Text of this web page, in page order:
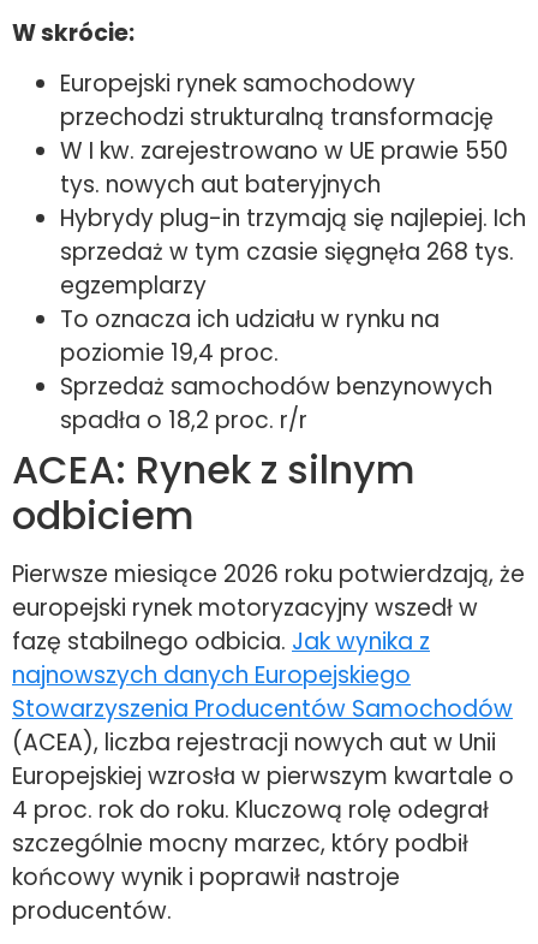
W skrócie:
Europejski rynek samochodowy
przechodzi strukturalną transformację
W I kw. zarejestrowano w UE prawie 550
tys. nowych aut bateryjnych
Hybrydy plug-in trzymają się najlepiej. Ich
sprzedaż w tym czasie sięgnęła 268 tys.
egzemplarzy
To oznacza ich udziału w rynku na
poziomie 19,4 proc.
Sprzedaż samochodów benzynowych
spadła o 18,2 proc. r/r
ACEA: Rynek z silnym
odbiciem
Pierwsze miesiące 2026 roku potwierdzają, że
europejski rynek motoryzacyjny wszedł w
fazę stabilnego odbicia. Jak wynika z
najnowszych danych Europejskiego
Stowarzyszenia Producentów Samochodów
(ACEA), liczba rejestracji nowych aut w Unii
Europejskiej wzrosła w pierwszym kwartale o
4 proc. rok do roku. Kluczową rolę odegrał
szczególnie mocny marzec, który podbił
końcowy wynik i poprawił nastroje
producentów.